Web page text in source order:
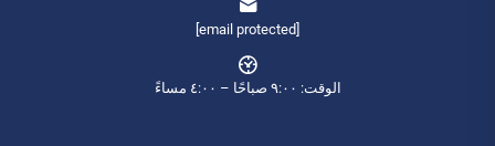
الوقت: ٩:٠٠ صباحًا – ٤:٠٠ مساءً